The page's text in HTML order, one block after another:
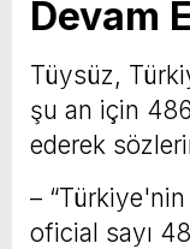
Devam
Tüysüz,
şu an için
ederek
–
oficial sayı